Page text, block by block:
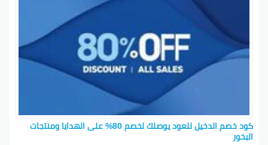
كود خصم الدخيل للعود يوصلك لخصم 80% على الهدايا ومنتجات
البخور